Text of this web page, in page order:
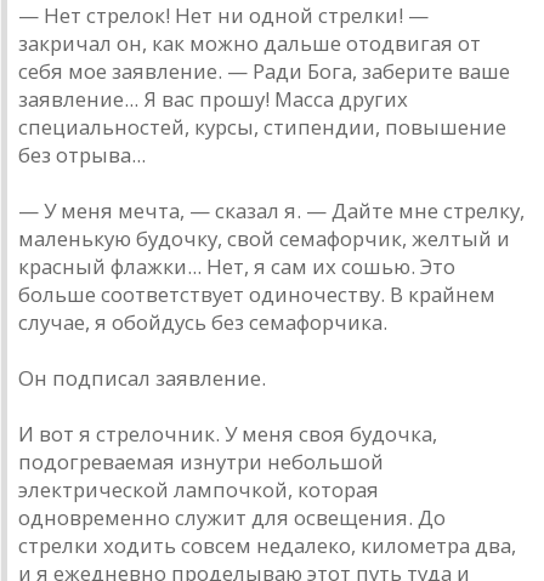
— Нет стрелок! Нет ни одной стрелки! —
закричал он, как можно дальше отодвигая от
себя мое заявление. — Ради Бога, заберите ваше
заявление... Я вас прошу! Масса других
специальностей, курсы, стипендии, повышение
без отрыва...
— У меня мечта, — сказал я. — Дайте мне стрелку,
маленькую будочку, свой семафорчик, желтый и
красный флажки... Нет, я сам их сошью. Это
больше соответствует одиночеству. В крайнем
случае, я обойдусь без семафорчика.
Он подписал заявление.
И вот я стрелочник. У меня своя будочка,
подогреваемая изнутри небольшой
электрической лампочкой, которая
одновременно служит для освещения. До
стрелки ходить совсем недалеко, километра два,
и я ежедневно проделываю этот путь туда и